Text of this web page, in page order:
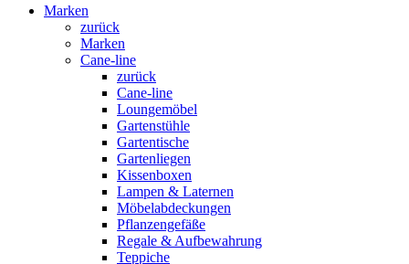
Marken
zurück
Marken
Cane-line
zurück
Cane-line
Loungemöbel
Gartenstühle
Gartentische
Gartenliegen
Kissenboxen
Lampen & Laternen
Möbelabdeckungen
Pflanzengefäße
Regale & Aufbewahrung
Teppiche